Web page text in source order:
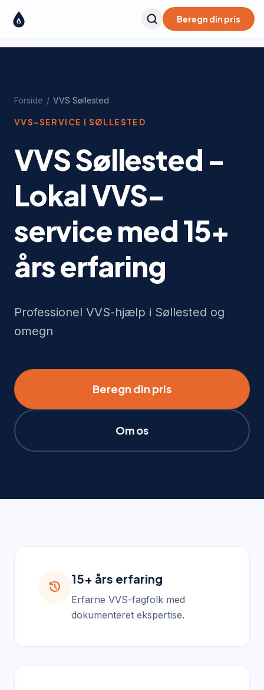
Beregn din pris
Forside / VVS Søllested
VVS-SERVICE I SØLLESTED
VVS Søllested -
Lokal VVS-
service med 15+
års erfaring
Professionel VVS-hjælp i Søllested og
omegn
Beregn din pris
Om os
history
15+ års erfaring
Erfarne VVS-fagfolk med
dokumenteret ekspertise.